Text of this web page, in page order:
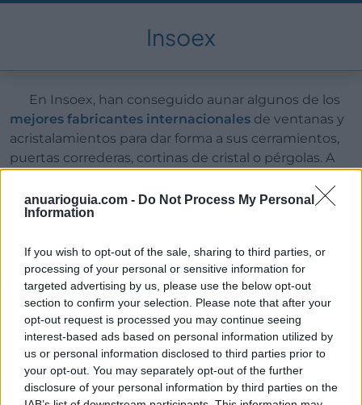
anuarioguia.com - Do Not Process My Personal
Information
If you wish to opt-out of the sale, sharing to third parties, or
processing of your personal or sensitive information for
targeted advertising by us, please use the below opt-out
section to confirm your selection. Please note that after your
opt-out request is processed you may continue seeing
interest-based ads based on personal information utilized by
us or personal information disclosed to third parties prior to
your opt-out. You may separately opt-out of the further
disclosure of your personal information by third parties on the
Insoex
En Insoex, han conseguido aunar algunos de los
mejores fabricantes internacionales de ventanas y
acristalamientos para dar forma a sus cerramientos,
puertas correderas, cortinas de cristal o pérgolas. A
clientes satisfechos que hacen de esta empresa
malagueña garantía de confianza.
Todocristal
En esta compañía ubicada en Alhaurín de la Torre,